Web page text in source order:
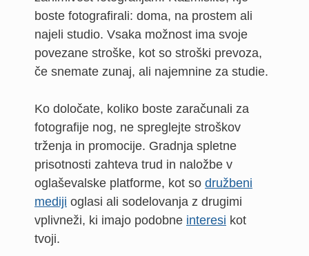
boste fotografirali: doma, na prostem ali
najeli studio. Vsaka možnost ima svoje
povezane stroške, kot so stroški prevoza,
če snemate zunaj, ali najemnine za studie.
Ko določate, koliko boste zaračunali za
fotografije nog, ne spreglejte stroškov
trženja in promocije. Gradnja spletne
prisotnosti zahteva trud in naložbe v
oglaševalske platforme, kot so družbeni
mediji oglasi ali sodelovanja z drugimi
vplivneži, ki imajo podobne interesi kot
tvoji.